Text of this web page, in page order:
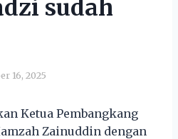
sudah
16, 2025
Ketua Pembangkang
Zainuddin dengan